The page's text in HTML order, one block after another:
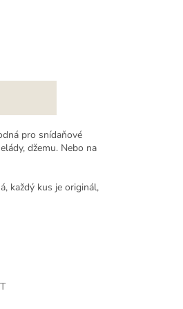
pro snídaňové
džemu. Nebo na
každý kus je originál,